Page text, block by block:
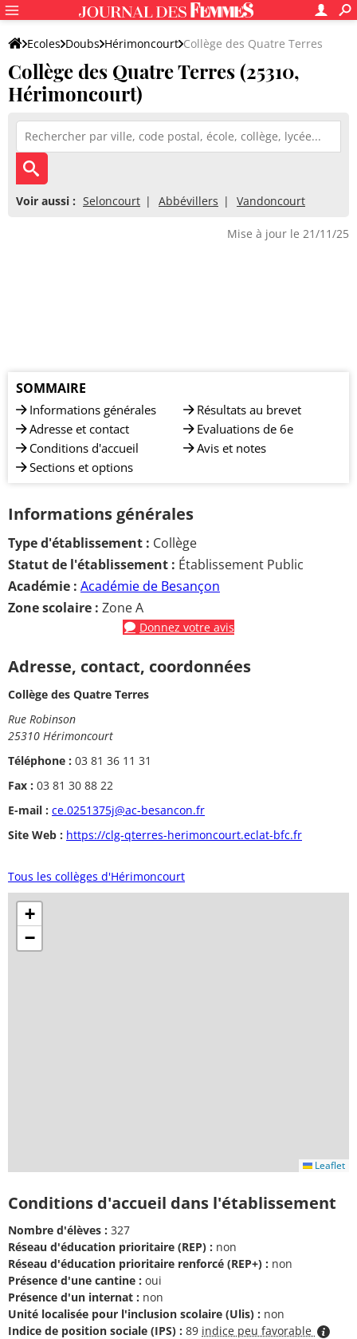
Ecoles Doubs Hérimoncourt Collège des Quatre Terres
Collège des Quatre Terres (25310,
Hérimoncourt)
Voir aussi : Seloncourt Abbévillers Vandoncourt
Mise à jour le 21/11/25
SOMMAIRE
Informations générales
Adresse et contact
Conditions d'accueil
Sections et options
Résultats au brevet
Evaluations de 6e
Avis et notes
Informations générales
Type d'établissement : Collège
Statut de l'établissement : Établissement Public
Académie : Académie de Besançon
Zone scolaire : Zone A
Donnez votre avis
Adresse, contact, coordonnées
Collège des Quatre Terres
Rue Robinson
25310 Hérimoncourt
Téléphone : 03 81 36 11 31
Fax : 03 81 30 88 22
E-mail : ce.0251375j@ac-besancon.fr
Site Web : https://clg-qterres-herimoncourt.eclat-bfc.fr
Tous les collèges d'Hérimoncourt
+
−
Leaflet
Conditions d'accueil dans l'établissement
Nombre d'élèves : 327
Réseau d'éducation prioritaire (REP) : non
Réseau d'éducation prioritaire renforcé (REP+) : non
Présence d'une cantine : oui
Présence d'un internat : non
Unité localisée pour l'inclusion scolaire (Ulis) : non
Indice de position sociale (IPS) : 89 indice peu favorable